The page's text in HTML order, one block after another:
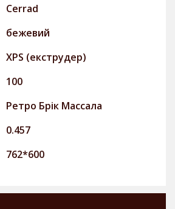
Cerrad
бежевий
XPS (екструдер)
100
Ретро Брiк Массала
0.457
762*600